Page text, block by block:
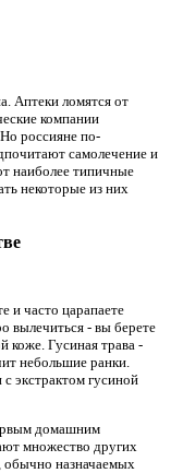
Аптеки ломятся от
компании
россияне по-
самолечение и
наиболее типичные
некоторые из них
и часто царапаете
вылечиться - вы берете
коже. Гусиная трава -
небольшие ранки.
экстрактом гусиной
домашним
множество других
обычно назначаемых